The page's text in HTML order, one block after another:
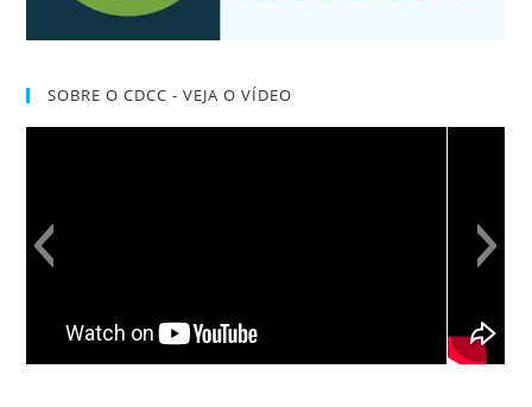
SOBRE O CDCC - VEJA O VÍDEO